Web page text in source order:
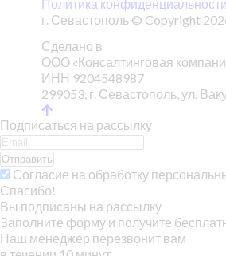
Политика конфиденциальности
г. Севастополь © Copyright
Сделано в
ООО «Консалтинговая
ИНН 9204548987
299053, г. Севастополь, ул.
Подписаться на рассылку
Отправить
Согласие на обработку
Спасибо!
Вы подписаны на рассылку
Заполните форму и получите
Наш менеджер перезвонит вам